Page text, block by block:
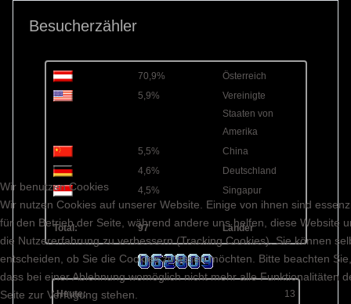
Besucherzähler
70,9%
Österreich
5,9%
Vereinigte
Staaten von
Amerika
5,5%
China
4,6%
Deutschland
4,5%
Singapur
Total: 97 Länder
Heute:
13
Wir benutzen Cookies
Wir nutzen Cookies auf unserer Website. Einige von ihnen sind
für den Betrieb der Seite, während andere uns helfen, diese Website
die Nutzererfahrung zu verbessern (Tracking Cookies). Sie können
entscheiden, ob Sie die Cookies zulassen möchten. Bitte beachten Sie,
dass bei einer Ablehnung womöglich nicht mehr alle Funktionalitäten
Seite zur Verfügung stehen.